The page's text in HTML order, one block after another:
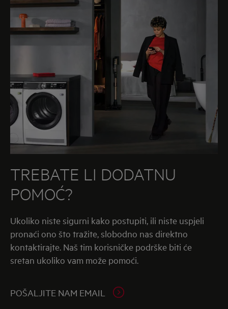
TREBATE LI DODATNU
POMOĆ?
Ukoliko niste sigurni kako postupiti, ili niste uspjeli
pronaći ono što tražite, slobodno nas direktno
kontaktirajte. Naš tim korisničke podrške biti će
sretan ukoliko vam može pomoći.
POŠALJITE NAM EMAIL